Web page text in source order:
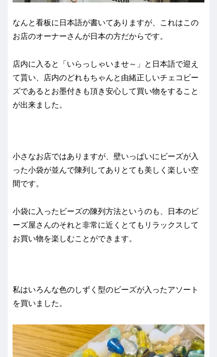
なんと看板に日本語が書いてありますが、これはこの
お店のオーナーさんが日本の方だからです。
店内に入ると「いらっしゃいませ～」と日本語で迎え
て貰い、店内のどれもちゃんと由緒正しいチェコビー
ズであるとお墨付きも頂き安心して買い物をすること
が出来ました。
小さなお店ではありますが、壁いっぱいにビーズが入
った小袋が並んで陳列してありとても美しく楽しい空
間です。
小袋に入ったビーズの陳列方法というのも、日本のビ
ーズ屋さんのそれと非常に近くとてもリラックスして
お買い物を楽しむことができます。
私はいろんな色のしずく型のビーズが入ったアソート
を買いました。